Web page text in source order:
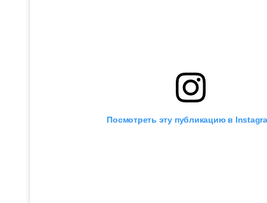
Посмотреть эту публикацию в